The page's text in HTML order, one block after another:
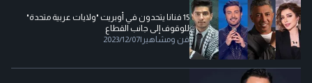
15 فنانا يتحدون في أوبريت "ولايات عربية متحدة"
للوقوف إلى جانب القطاع
فن ومشاهير |
2023/12/07